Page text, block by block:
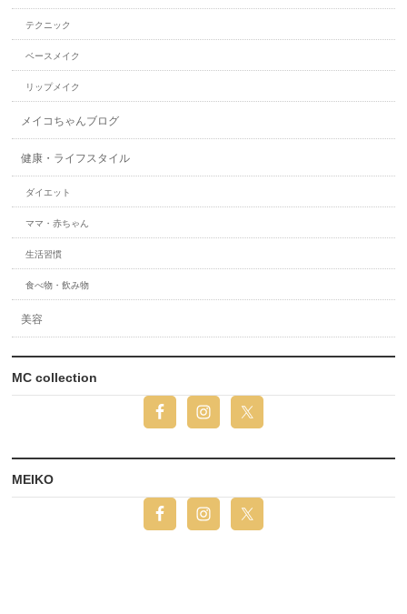
テクニック
ベースメイク
リップメイク
メイコちゃんブログ
健康・ライフスタイル
ダイエット
ママ・赤ちゃん
生活習慣
食べ物・飲み物
美容
MC collection
MEIKO